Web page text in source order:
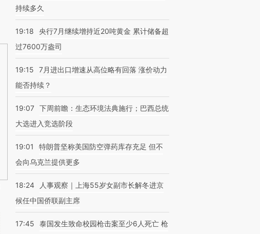
持续多久
19:18
央行7月继续增持近20吨黄金 累计储备超
过7600万盎司
19:15
7月进出口增速从高位略有回落 涨价动力
能否持续？
19:07 下周前瞻：生态环境法典施行；巴西总统
大选进入竞选阶段
19:01
特朗普坚称美国防空弹药库存充足 但不
会向乌克兰提供更多
18:24
人事观察｜上海55岁女副市长解冬进京
候任中国侨联副主席
17:45
泰国发生致命校园枪击案至少6人死亡 枪